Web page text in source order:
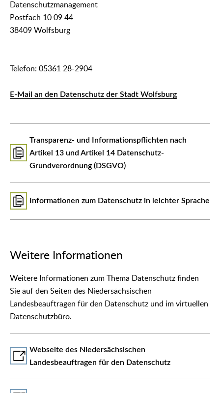
Datenschutzmanagement
Postfach 10 09 44
38409 Wolfsburg
Telefon: 05361 28-2904
E-Mail an den Datenschutz der Stadt Wolfsburg
Transparenz- und Informationspflichten nach
Artikel 13 und Artikel 14 Datenschutz-
Grundverordnung (DSGVO)
Informationen zum Datenschutz in leichter Sprache
Weitere Informationen
Weitere Informationen zum Thema Datenschutz finden
Sie auf den Seiten des Niedersächsischen
Landesbeauftragen für den Datenschutz und im virtuellen
Datenschutzbüro.
Webseite des Niedersächsischen
Landesbeauftragen für den Datenschutz